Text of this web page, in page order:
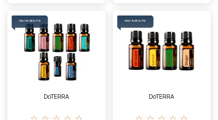
ONLY IN BEAUTIS
DoTERRA
ONLY IN BEAUTIS
DoTERRA